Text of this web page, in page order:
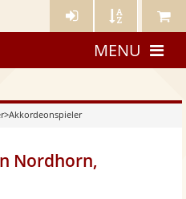
Künstler- Künstler Meine
MENU
>Akkordeonspieler
Nordhorn,